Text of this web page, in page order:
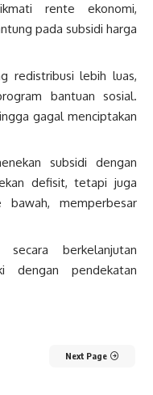
rente ekonomi,
pada subsidi harga
redistribusi lebih luas,
bantuan sosial.
gagal menciptakan
subsidi dengan
defisit, tetapi juga
memperbesar
berkelanjutan
dengan pendekatan
Next Page